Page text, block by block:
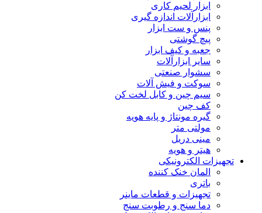
ابزار لحیم کاری
ابزارآلات اندازه گیری
پنس و ست ابزار
پیچ گوشتی
جعبه و کیف ابزار
سایر ابزارآلات
سشوار صنعتی
سوکت و فیش آلات
سیم چین و کابل لخت کن
کف چین
گیره مونتاژ و پایه هویه
مولتی متر
مینی دریل
هیتر و هویه
تجهیزات الکترونیکی
المان خنک کننده
باتری
تجهیزات و قطعات ماینر
دما سنج و رطوبت سنج